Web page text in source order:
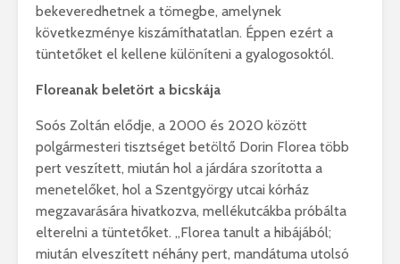
bekeveredhetnek a tömegbe, amelynek
következménye kiszámíthatatlan. Éppen ezért a
tüntetőket el kellene különíteni a gyalogosoktól.
Floreanak beletört a bicskája
Soós Zoltán elődje, a 2000 és 2020 között
polgármesteri tisztséget betöltő Dorin Florea több
pert veszített, miután hol a járdára szorította a
menetelőket, hol a Szentgyörgy utcai kórház
megzavarására hivatkozva, mellékutcákba próbálta
elterelni a tüntetőket. „Florea tanult a hibájából;
miután elveszített néhány pert, mandátuma utolsó